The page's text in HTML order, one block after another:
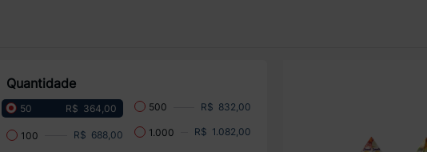
Quantidade
50 R$ 364,00
100 R$ 688,00
500 R$ 832,00
1.000 R$ 1.082,00